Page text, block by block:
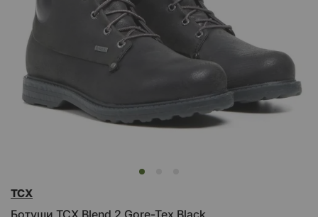
към
Ботуши TCX Blend 2 Gore-Tex Black
TCX